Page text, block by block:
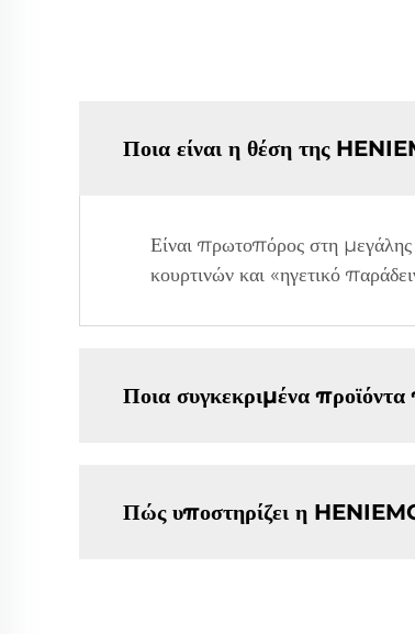
Ποια είναι η θέση της
Είναι πρωτοπόρος στη
κουρτινών και «ηγετικό
Ποια συγκεκριμένα
Πώς υποστηρίζει η